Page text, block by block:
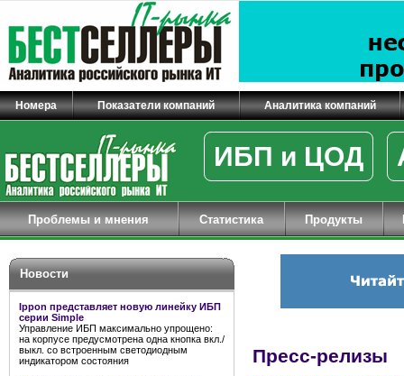
Номера Показатели компаний Аналитика компаний
ИБП и ЦОД
Проблемы и мнения Статистика Продукты
Новости
Ippon представляет новую линейку ИБП
серии Simple
Управление ИБП максимально упрощено:
на корпусе предусмотрена одна кнопка вкл./
выкл. со встроенным светодиодным
индикатором состояния
Пресс-релизы